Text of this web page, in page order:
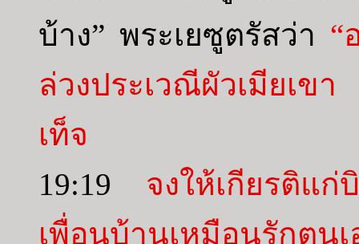
บ้าง” พระเยซูตรัสว่า “
ล่วงประเวณีผัวเมียเ
เท็จ
19:19 จงให้เกียรติแ
เพื่อนบ้านเหมือนรักตนเ